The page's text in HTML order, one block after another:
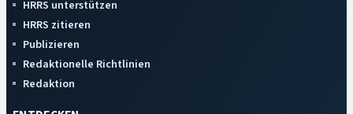
HRRS unterstützen
HRRS zitieren
Publizieren
Redaktionelle Richtlinien
Redaktion